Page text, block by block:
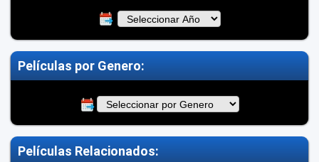
Películas por Genero:
Películas Relacionados: